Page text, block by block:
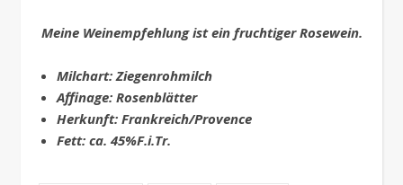
Meine Weinempfehlung ist ein fruchtiger Rosewein.
Milchart: Ziegenrohmilch
Affinage: Rosenblätter
Herkunft: Frankreich/Provence
Fett: ca. 45%F.i.Tr.